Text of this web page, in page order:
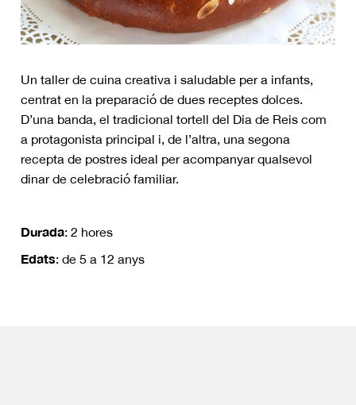
Un taller de cuina creativa i saludable per a infants,
centrat en la preparació de dues receptes dolces.
D’una banda, el tradicional tortell del Dia de Reis com
a protagonista principal i, de l’altra, una segona
recepta de postres ideal per acompanyar qualsevol
dinar de celebració familiar.
Durada: 2 hores
Edats: de 5 a 12 anys